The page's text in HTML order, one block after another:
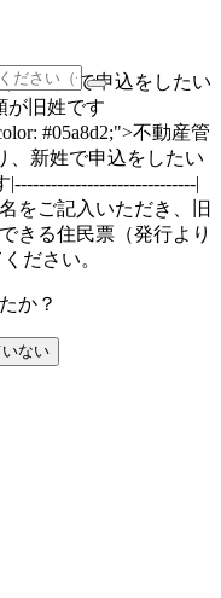
、新姓で申込をしたい
が旧姓です
#05a8d2;">不動産管
、新姓で申込をしたい
|
をご記入いただき、旧
きる住民票（発行より
ださい。
か？
ない